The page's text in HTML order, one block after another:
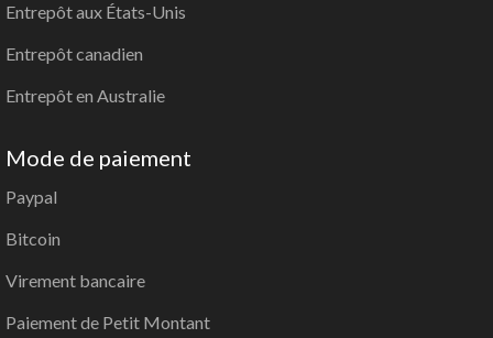
Entrepôt aux États-Unis
Entrepôt canadien
Entrepôt en Australie
Mode de paiement
Paypal
Bitcoin
Virement bancaire
Paiement de Petit Montant